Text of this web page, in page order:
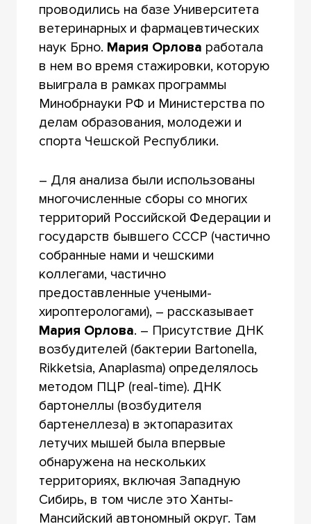
проводились на базе Университета
ветеринарных и фармацевтических
наук Брно. Мария Орлова работала
в нем во время стажировки, которую
выиграла в рамках программы
Минобрнауки РФ и Министерства по
делам образования, молодежи и
спорта Чешской Республики.
– Для анализа были использованы
многочисленные сборы со многих
территорий Российской Федерации и
государств бывшего СССР (частично
собранные нами и чешскими
коллегами, частично
предоставленные учеными-
хироптерологами), – рассказывает
Мария Орлова. – Присутствие ДНК
возбудителей (бактерии Bartonella,
Rikketsia, Anaplasma) определялось
методом ПЦР (real-time). ДНК
бартонеллы (возбудителя
бартенеллеза) в эктопаразитах
летучих мышей была впервые
обнаружена на нескольких
территориях, включая Западную
Сибирь, в том числе это Ханты-
Мансийский автономный округ. Там